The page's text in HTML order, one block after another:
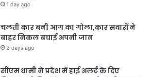
1 day ago
चलती कार बनी आग का गोला,कार सवारों ने
बाहर निकल बचाई अपनी जान
2 days ago
सीएम धामी ने प्रदेश में हाई अलर्ट के दिए